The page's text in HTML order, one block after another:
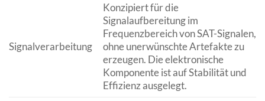
Signalverarbeitung
Konzipiert für die
Signalaufbereitung im
Frequenzbereich von SAT-Signalen,
ohne unerwünschte Artefakte zu
erzeugen. Die elektronische
Komponente ist auf Stabilität und
Effizienz ausgelegt.